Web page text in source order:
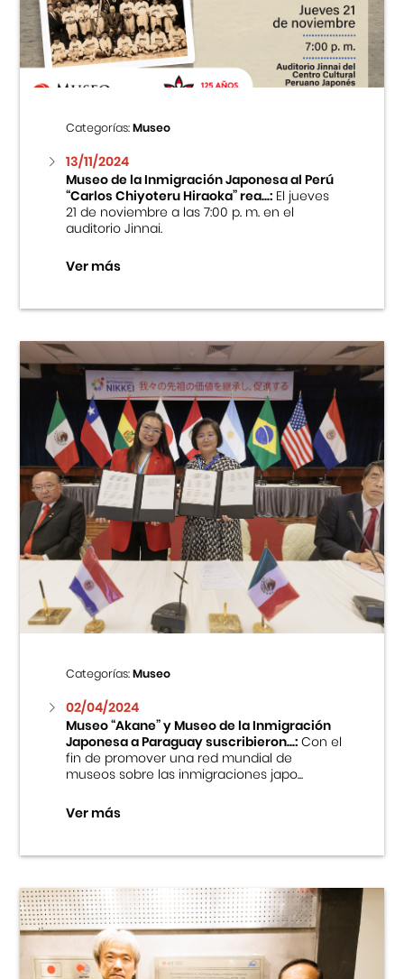
Centro Cultural Peruano Japonés
Cursos
Museo de la Inmigración Japonesa
Fondo Editorial
Teatro Peruano Japonés
Categorías:Museo
13/11/2024
Museo de la Inmigración Japonesa al Perú
“Carlos Chiyoteru Hiraoka” rea...:El jueves
21 de noviembre a las 7:00 p. m. en el
auditorio Jinnai.
Ver más
Categorías:Museo
02/04/2024
Museo “Akane” y Museo de la Inmigración
Japonesa a Paraguay suscribieron...:Con el
fin de promover una red mundial de
museos sobre las inmigraciones japo...
Ver más